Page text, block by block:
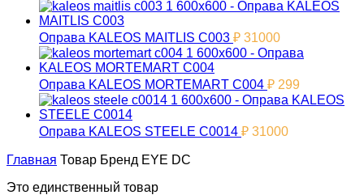
Оправа KALEOS MAITLIS C003 ₽ 31000
Оправа KALEOS MORTEMART C004 ₽ 299
Оправа KALEOS STEELE C0014 ₽ 31000
Главная Товар Бренд EYE DC
Это единственный товар